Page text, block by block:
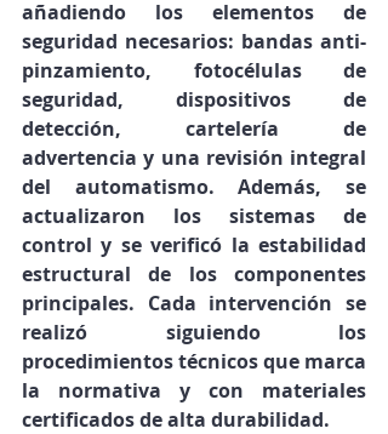
añadiendo los elementos de
seguridad necesarios: bandas anti-
pinzamiento, fotocélulas de
seguridad, dispositivos de
detección, cartelería de
advertencia y una revisión integral
del automatismo. Además, se
actualizaron los sistemas de
control y se verificó la estabilidad
estructural de los componentes
principales. Cada intervención se
realizó siguiendo los
procedimientos técnicos que marca
la normativa y con materiales
certificados de alta durabilidad.